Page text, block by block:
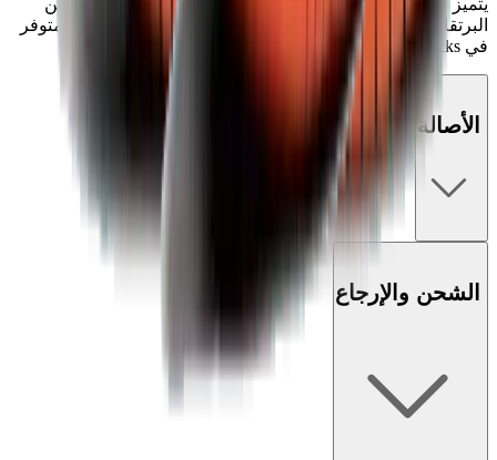
يتميز حذاء Nike Dunk High "Syracuse" بتصميم جريء باللونين
البرتقالي والأبيض، ويقدم لمسة أنيقة على تصميم كلاسيكي. متوفر
في Mad Kicks.
الأصالة
الشحن والإرجاع